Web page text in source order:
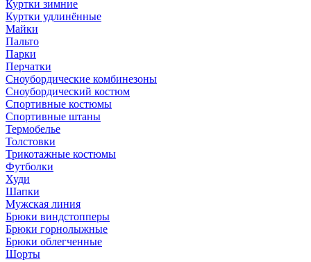
Куртки зимние
Куртки удлинённые
Майки
Пальто
Парки
Перчатки
Сноубордические комбинезоны
Сноубордический костюм
Спортивные костюмы
Спортивные штаны
Термобелье
Толстовки
Трикотажные костюмы
Футболки
Худи
Шапки
Мужская линия
Брюки виндстопперы
Брюки горнолыжные
Брюки облегченные
Шорты